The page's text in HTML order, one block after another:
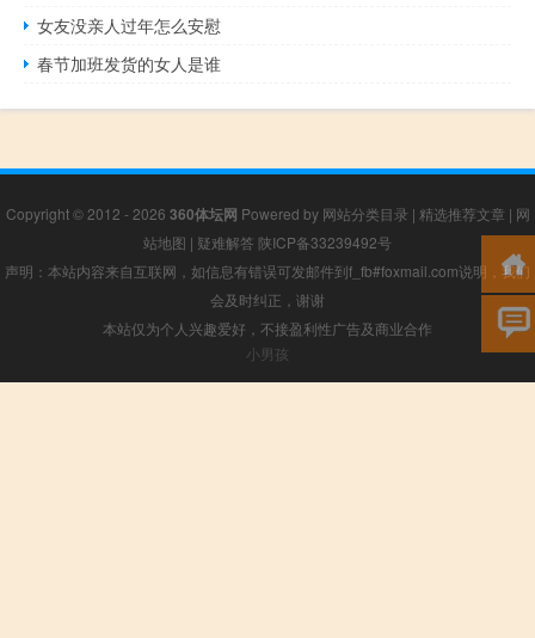
女友没亲人过年怎么安慰
春节加班发货的女人是谁
Copyright © 2012 - 2026 360体坛网 Powered by 网站分类目录 | 精选推荐文章 | 网
站地图 | 疑难解答 陕ICP备33239492号
声明：本站内容来自互联网，如信息有错误可发邮件到f_fb#foxmail.com说明，我们
会及时纠正，谢谢
本站仅为个人兴趣爱好，不接盈利性广告及商业合作
小男孩